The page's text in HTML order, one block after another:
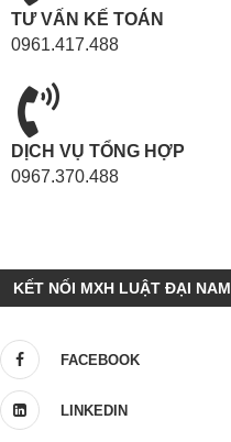
TƯ VẤN KẾ TOÁN
0961.417.488
DỊCH VỤ TỔNG HỢP
0967.370.488
KẾT NỐI MXH LUẬT ĐẠI NAM
FACEBOOK
LINKEDIN